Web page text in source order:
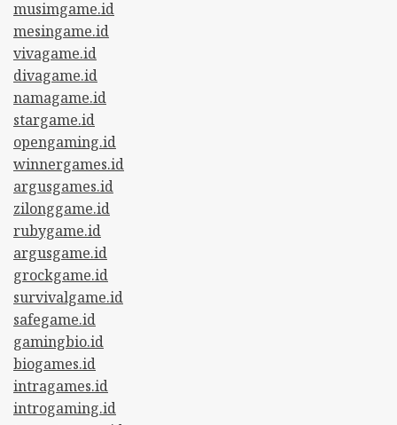
musimgame.id
mesingame.id
vivagame.id
divagame.id
namagame.id
stargame.id
opengaming.id
winnergames.id
argusgames.id
zilonggame.id
rubygame.id
argusgame.id
grockgame.id
survivalgame.id
safegame.id
gamingbio.id
biogames.id
intragames.id
introgaming.id